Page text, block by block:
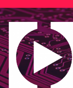
Saltar
al
contenido